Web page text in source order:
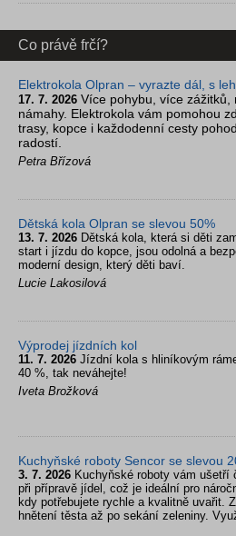
Co právě frčí?
Elektrokola Olpran – vyrazte dál, s
17. 7. 2026 Více pohybu, více zážitků,
námahy. Elektrokola vám pomohou
trasy, kopce i každodenní cesty
radostí.
Petra Břízová
Dětská kola Olpran se slevou 50%
13. 7. 2026 Dětská kola, která si děti
start i jízdu do kopce, jsou odolná a
moderní design, který děti baví.
Lucie Lakosilová
Výprodej jízdních kol
11. 7. 2026 Jízdní kola s hliníkovým
40 %, tak neváhejte!
Iveta Brožková
Kuchyňské roboty Sencor se slevou
3. 7. 2026 Kuchyňské roboty vám ušetří
při přípravě jídel, což je ideální pro
kdy potřebujete rychle a kvalitně uvařit.
hnětení těsta až po sekání zeleniny.